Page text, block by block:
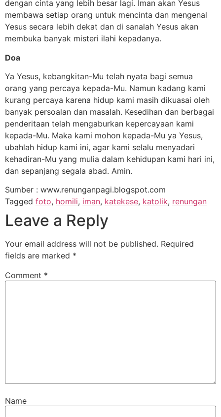
dengan cinta yang lebih besar lagi. Iman akan Yesus
membawa setiap orang untuk mencinta dan mengenal
Yesus secara lebih dekat dan di sanalah Yesus akan
membuka banyak misteri ilahi kepadanya.
Doa
Ya Yesus, kebangkitan-Mu telah nyata bagi semua
orang yang percaya kepada-Mu. Namun kadang kami
kurang percaya karena hidup kami masih dikuasai oleh
banyak persoalan dan masalah. Kesedihan dan berbagai
penderitaan telah mengaburkan kepercayaan kami
kepada-Mu. Maka kami mohon kepada-Mu ya Yesus,
ubahlah hidup kami ini, agar kami selalu menyadari
kehadiran-Mu yang mulia dalam kehidupan kami hari ini,
dan sepanjang segala abad. Amin.
Sumber : www.renunganpagi.blogspot.com
Tagged foto, homili, iman, katekese, katolik, renungan
Leave a Reply
Your email address will not be published. Required
fields are marked *
Comment *
Name